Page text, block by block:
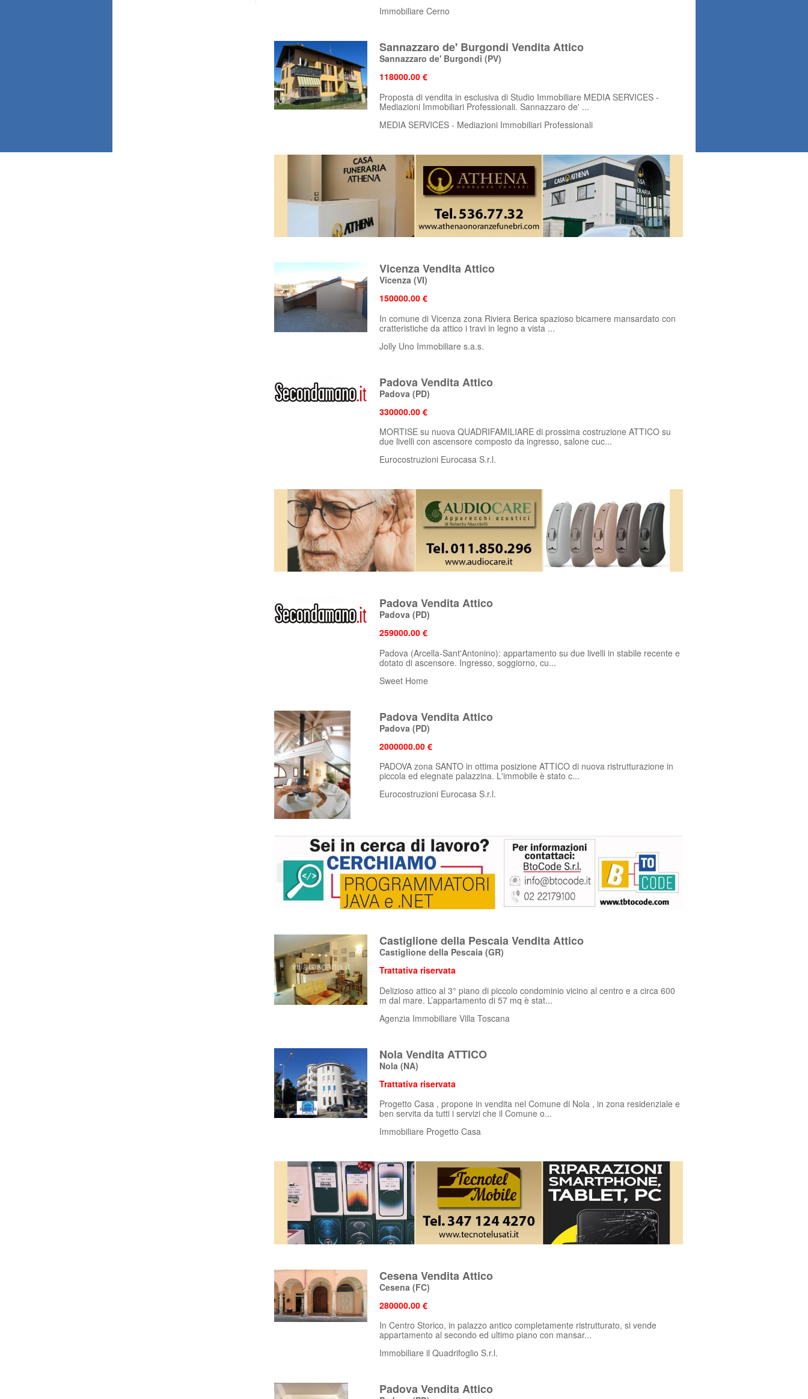
Immobiliare Cerno
Sannazzaro de' Burgondi Vendita Attico
Sannazzaro de' Burgondi (PV)
118000.00 €
Proposta di vendita in esclusiva di Studio Immobiliare MEDIA SERVICES -
Mediazioni Immobiliari Professionali. Sannazzaro de' ...
MEDIA SERVICES - Mediazioni Immobiliari Professionali
Vicenza Vendita Attico
Vicenza (VI)
150000.00 €
In comune di Vicenza zona Riviera Berica spazioso bicamere mansardato con
cratteristiche da attico i travi in legno a vista ...
Jolly Uno Immobiliare s.a.s.
Padova Vendita Attico
Padova (PD)
330000.00 €
MORTISE su nuova QUADRIFAMILIARE di prossima costruzione ATTICO su
due livelli con ascensore composto da ingresso, salone cuc...
Eurocostruzioni Eurocasa S.r.l.
Padova Vendita Attico
Padova (PD)
259000.00 €
Padova (Arcella-Sant'Antonino): appartamento su due livelli in stabile recente e
dotato di ascensore. Ingresso, soggiorno, cu...
Sweet Home
Padova Vendita Attico
Padova (PD)
2000000.00 €
PADOVA zona SANTO in ottima posizione ATTICO di nuova ristrutturazione in
piccola ed elegnate palazzina. L'immobile è stato c...
Eurocostruzioni Eurocasa S.r.l.
Castiglione della Pescaia Vendita Attico
Castiglione della Pescaia (GR)
Trattativa riservata
Delizioso attico al 3° piano di piccolo condominio vicino al centro e a circa 600
m dal mare. L’appartamento di 57 mq è stat...
Agenzia Immobiliare Villa Toscana
Nola Vendita ATTICO
Nola (NA)
Trattativa riservata
Progetto Casa , propone in vendita nel Comune di Nola , in zona residenziale e
ben servita da tutti i servizi che il Comune o...
Immobiliare Progetto Casa
Cesena Vendita Attico
Cesena (FC)
280000.00 €
In Centro Storico, in palazzo antico completamente ristrutturato, si vende
appartamento al secondo ed ultimo piano con mansar...
Immobiliare il Quadrifoglio S.r.l.
Padova Vendita Attico